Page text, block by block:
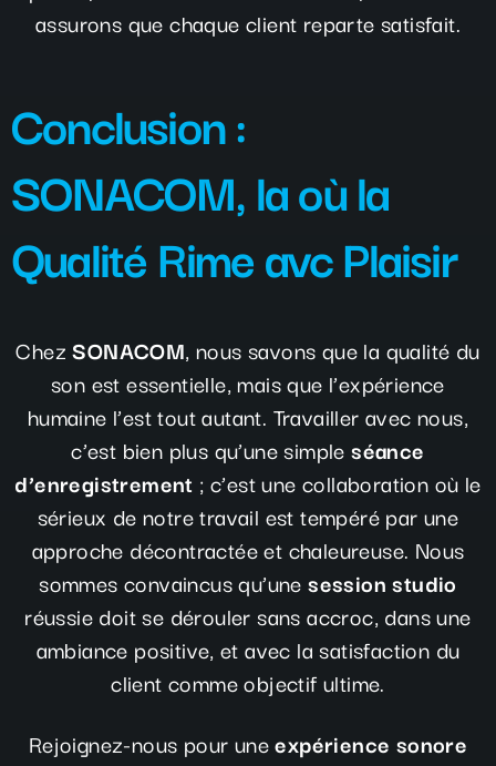
assurons que chaque client reparte satisfait.
Conclusion :
SONACOM, la où la
Qualité Rime avc Plaisir
ChezSONACOM, nous savons que la qualité du
son est essentielle, mais que l’expérience
humaine l’est tout autant. Travailler avec nous,
c’est bien plus qu’une simpleséance
d’enregistrement ; c’est une collaboration où le
sérieux de notre travail est tempéré par une
approche décontractée et chaleureuse. Nous
sommes convaincus qu’unesession studio
réussie doit se dérouler sans accroc, dans une
ambiance positive, et avec la satisfaction du
client comme objectif ultime.
Rejoignez-nous pour uneexpérience sonore